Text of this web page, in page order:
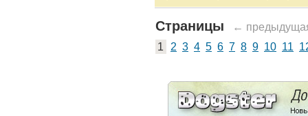
Страницы ←
1 2 3 4 5 6 7 8 9 10 11